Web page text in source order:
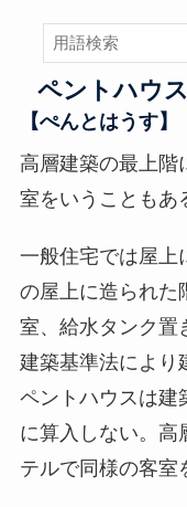
ペントハウス
【ぺんとはうす】
高層建築の最上階
室をいうこともあ
一般住宅では屋上
の屋上に造られた
室、給水タンク置
建築基準法により
ペントハウスは建
に算入しない。高
テルで同様の客室